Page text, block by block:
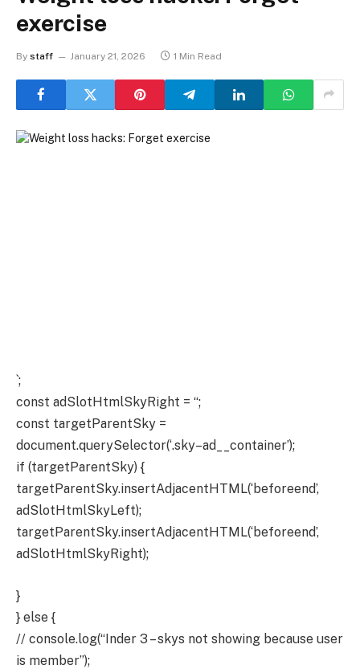
exercise
By staff January 21, 2026 1 Min Read
`;
const adSlotHtmlSkyRight = “;
const targetParentSky =
document.querySelector(‘.sky–ad__container’);
if (targetParentSky) {
targetParentSky.insertAdjacentHTML(‘beforeend’,
adSlotHtmlSkyLeft);
targetParentSky.insertAdjacentHTML(‘beforeend’,
adSlotHtmlSkyRight);
}
} else {
// console.log(“Inder 3 – skys not showing because user
is member”);